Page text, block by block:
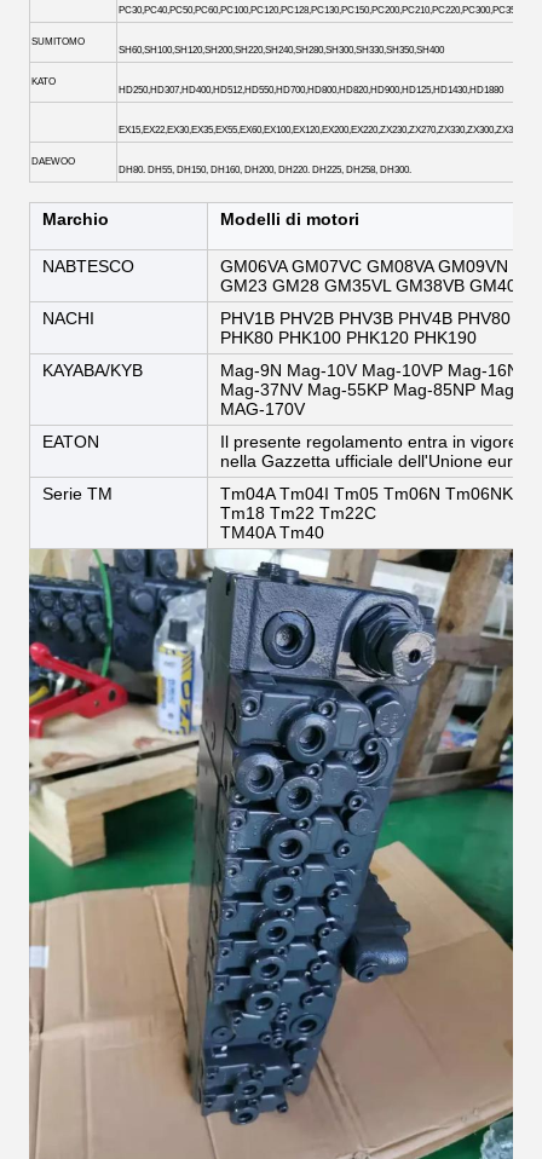
SUMITOMO
SH60,SH100,SH120,SH200,SH220,SH240,SH280,SH300,SH330,SH350,SH400
KATO
HD250,HD307,HD400,HD512,HD550,HD700,HD800,HD820,HD900,HD125,HD1430,HD1880
DAEWOO
DH80. DH55, DH150, DH160, DH200, DH220. DH225, DH258, DH300.
Marchio Modelli di motori
NABTESCO
GM06VA GM07VC GM08VA GM09VN
GM23 GM28 GM35VL GM38VB
NACHI
PHV1B PHV2B PHV3B PHV4B PHV80
PHK80 PHK100 PHK120 PHK190
KAYABA/KYB
Mag-9N Mag-10V Mag-10VP Mag-16N
Mag-37NV Mag-55KP Mag-85NP Mag-
MAG-170V
EATON
Il presente regolamento entra in vigore il
nella Gazzetta ufficiale dell'Unione
Serie TM
Tm04A Tm04I Tm05 Tm06N Tm06NK
Tm18 Tm22 Tm22C
TM40A Tm40